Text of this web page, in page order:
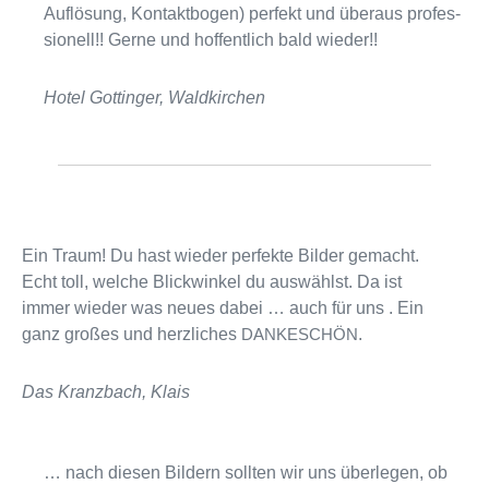
Auflösung, Kontaktbogen) per­fekt und über­aus pro­fes­
sio­nell!! Gerne und hof­fent­lich bald wieder!!
Hotel Gottinger, Waldkirchen
Ein Traum! Du hast wie­der per­fekte Bilder gemacht.
Echt toll, wel­che Blickwinkel du aus­wählst. Da ist
immer wie­der was neues dabei … auch für uns . Ein
ganz gro­ßes und herz­li­ches DANKESCHÖN.
Das Kranzbach, Klais
… nach die­sen Bildern soll­ten wir uns über­le­gen, ob